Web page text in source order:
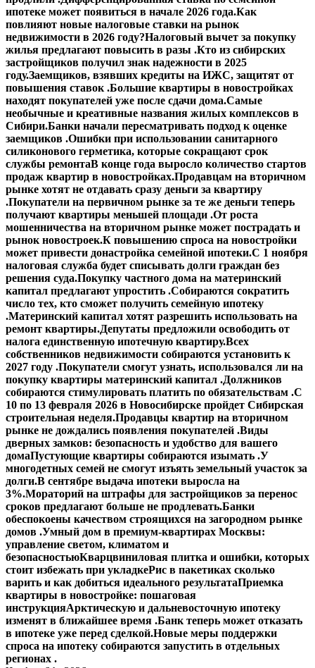
ипотеке может появиться в начале 2026 года.Как
повлияют новые налоговые ставки на рынок
недвижимости в 2026 году?Налоговый вычет за покупку
жилья предлагают повысить в разы .Кто из сибирских
застройщиков получил знак надежности в 2025
году.Заемщиков, взявших кредиты на ИЖС, защитят от
повышения ставок .Большие квартиры в новостройках
находят покупателей уже после сдачи дома.Самые
необычные и креативные названия жилых комплексов в
Сибири.Банки начали пересматривать подход к оценке
заемщиков .Ошибки при использовании санитарного
силиконового герметика, которые сокращают срок
службы ремонтаВ конце года выросло количество стартов
продаж квартир в новостройках.Продавцам на вторичном
рынке хотят не отдавать сразу деньги за квартиру
.Покупатели на первичном рынке за те же деньги теперь
получают квартиры меньшей площади .От роста
мошенничества на вторичном рынке может пострадать и
рынок новостроек.К повышению спроса на новостройки
может привести донастройка семейной ипотеки.С 1 ноября
налоговая служба будет списывать долги граждан без
решения суда.Покупку частного дома на материнский
капитал предлагают упростить .Собираются сократить
число тех, кто сможет получить семейную ипотеку
.Материнский капитал хотят разрешить использовать на
ремонт квартиры.Депутаты предложили освободить от
налога единственную ипотечную квартиру.Всех
собственников недвижимости собираются установить к
2027 году .Покупатели смогут узнать, использовался ли на
покупку квартиры материнский капитал .Должников
собираются стимулировать платить по обязательствам .С
10 по 13 февраля 2026 в Новосибирске пройдет Сибирская
строительная неделя.Продавцы квартир на вторичном
рынке не дождались появления покупателей .Виды
дверных замков: безопасность и удобство для вашего
домаПустующие квартиры собираются изымать .У
многодетных семей не смогут изъять земельный участок за
долги.В сентябре выдача ипотеки выросла на
3%.Мораторий на штрафы для застройщиков за перенос
сроков предлагают больше не продлевать.Банки
обеспокоены качеством строящихся на загородном рынке
домов .Умный дом в премиум-квартирах Москвы:
управление светом, климатом и
безопасностьюКварцвиниловая плитка и ошибки, которых
стоит избежать при укладкеРис в пакетиках сколько
варить и как добиться идеального результатаПриемка
квартиры в новостройке: пошаговая
инструкцияАрктическую и дальневосточную ипотеку
изменят в ближайшее время .Банк теперь может отказать
в ипотеке уже перед сделкой.Новые меры поддержки
спроса на ипотеку собираются запустить в отдельных
регионах .